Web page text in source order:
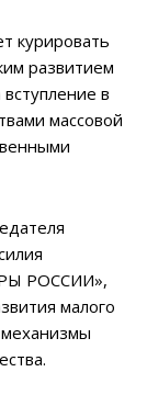
курировать
развитием
в
массовой
РОССИИ»,
малого